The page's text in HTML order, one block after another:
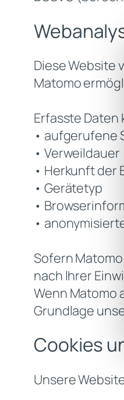
Diese Website
Matomo
Erfasste
• aufgerufene
• Verweildauer
• Herkunft der
• Gerätetyp
•
•
Sofern
nach Ihrer
Wenn Matomo
Grundlage
Cookies
Unsere